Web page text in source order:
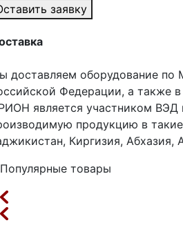
заявку
доставляем оборудование по
Федерации, а также
является участником ВЭД
продукцию в
Киргизия, Абхазия,
Популярные товары